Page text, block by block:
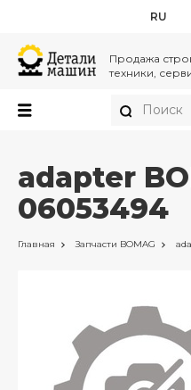
RU
Продажа
техники,
adapter
06053494
Главная Запчасти BOMAG